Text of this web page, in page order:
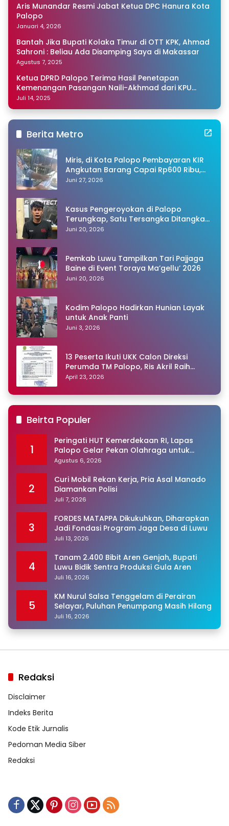
Aris Munandar Resmi Jabat Ketua DPC Hanura Kota
Palopo
Januari 4, 2026
Bantah Jika Bupati Kolaka Timur di OTT KPK, Ahmad
Sahroni : Beliau Ada Disamping Saya di Makassar
Agustus 7, 2025
Ketua DPRD Palopo Terima Hasil Penetapan
Kemenangan Pasangan Naili-Akhmad dari KPU
Sulsel
Juli 14, 2025
Berita Metro
Miris, di Kota Palopo Pembayaran KIR
Angkutan Barang Capai Rp600 Ribu,
Warganet Pertanyakan Dugaan Pungli
Juni 27, 2026
Kasus Pengeroyokan di Palopo
Terungkap, Satu Tersangka Ditangkap
Polisi
Juni 20, 2026
Pemkab Luwu Tampilkan Tari Pajjaga
Baine di Event Toraya Ma’gellu’ 2026
Juni 20, 2026
Kodim Palopo Hadirkan Hunian Layak
untuk Anak Panti
Juni 3, 2026
13 Peserta Ikuti UKK Calon Direksi
Perumda TM Palopo, Ris Akril Raih
Peringkat Pertama
April 23, 2026
Beirta Populer
1
Peringati HUT Kemerdekaan RI, Lapas
Palopo Gelar Pekan Olahraga untuk
Warga Binaan
Agustus 6, 2026
2
Curi Mobil Rekan Kerja, Pria Asal Manado
Diamankan Polisi
Juli 7, 2026
3
FORDES MATAPPA Dikukuhkan, Diharapkan
Jadi Fondasi Program Jaga Desa di Luwu
Juli 13, 2026
4
Tanam 2.400 Bibit Aren Genjah, Bupati
Luwu Bidik Sentra Produksi Gula Aren
Juli 16, 2026
5
KM Nurul Salsa Tenggelam di Perairan
Selayar, Puluhan Penumpang Masih Hilang
Juli 16, 2026
Redaksi
Disclaimer
Indeks Berita
Kode Etik Jurnalis
Pedoman Media Siber
Redaksi